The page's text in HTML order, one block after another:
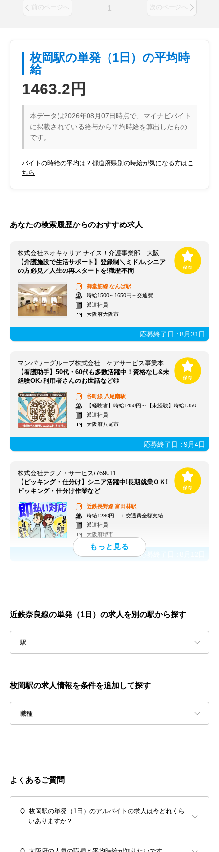
前のページへ 1 次のページへ
枚岡駅の単発（1日）の平均時
給
1463.2円
本データは2026年08月07日時点で、マイナビバイト
に掲載されている給与から平均時給を算出したもの
です。
バイトの時給の平均は？都道府県別の時給が気になる方はこ
ちら
あなたの検索履歴からのおすすめ求人
株式会社ネオキャリア ナイス！介護事業部 大阪支店／OSK
【介護施設で生活サポート】登録制＼ミドル,シニア
の方必見／人生の再スタートを!職歴不問
御堂筋線 なんば駅
時給1500～1650円＋交通費
派遣社員
大阪府大阪市
応募終了日：8月31日
マンパワーグループ株式会社 ケアサービス事業本部 難波支店/840240S
【看護助手】50代・60代も多数活躍中！資格なし&未
経験OK♪利用者さんのお世話など◎
谷町線 八尾南駅
【経験者】時給1450円～【未経験】時給1350円～ ※交通費全額
派遣社員
大阪府八尾市
応募終了日：9月4日
株式会社テクノ・サービス/769011
【ピッキング・仕分け】シニア活躍中!長期就業ＯＫ!
ピッキング・仕分け作業など
近鉄長野線 富田林駅
時給1280円～ + 交通費全額支給
派遣社員
大阪府堺市
応募終了日：
近鉄奈良線の単発（1日）の求人を別の駅から探す
駅
枚岡駅の求人情報を条件を追加して探す
職種
よくあるご質問
枚岡駅の単発（1日）のアルバイトの求人は今どれくら
いありますか？